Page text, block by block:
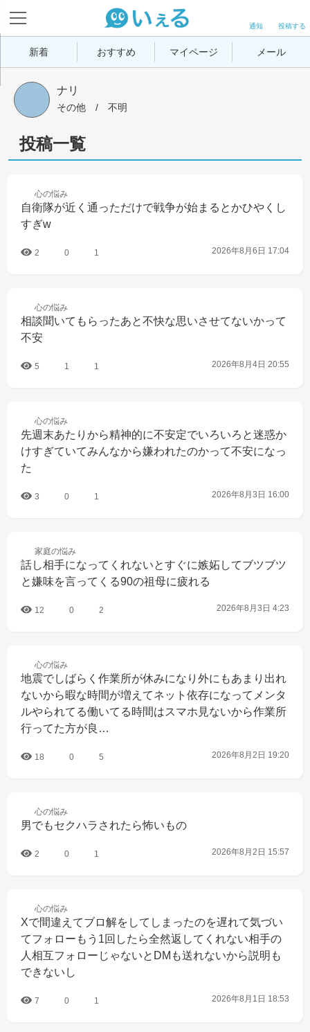
投稿する
通知
新着 おすすめ マイページ メール
ナリ
その他 / 不明
投稿一覧
心の悩み
自衛隊が近く通っただけで戦争が始まるとかひやくし
すぎw
2 0 1 2026年8月6日 17:04
心の悩み
相談聞いてもらったあと不快な思いさせてないかって
不安
5 1 1 2026年8月4日 20:55
心の悩み
先週末あたりから精神的に不安定でいろいろと迷惑か
けすぎていてみんなから嫌われたのかって不安になっ
た
3 0 1 2026年8月3日 16:00
家庭の悩み
話し相手になってくれないとすぐに嫉妬してブツブツ
と嫌味を言ってくる90の祖母に疲れる
12 0 2 2026年8月3日 4:23
心の悩み
地震でしばらく作業所が休みになり外にもあまり出れ
ないから暇な時間が増えてネット依存になってメンタ
ルやられてる働いてる時間はスマホ見ないから作業所
行ってた方が良…
18 0 5 2026年8月2日 19:20
心の悩み
男でもセクハラされたら怖いもの
2 0 1 2026年8月2日 15:57
心の悩み
Xで間違えてブロ解をしてしまったのを遅れて気づい
てフォローもう1回したら全然返してくれない相手の
人相互フォローじゃないとDMも送れないから説明も
できないし
7 0 1 2026年8月1日 18:53